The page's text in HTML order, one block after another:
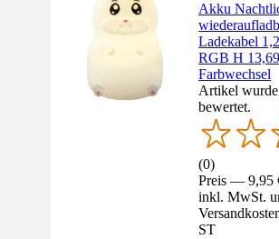
Akku
Ladekabel
RGB H
Farbwechsel
Artikel
bewertet.
(0)
Preis — 9,95
inkl. MwSt.
ST